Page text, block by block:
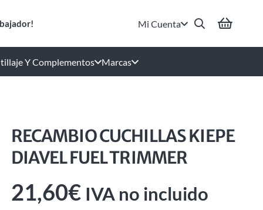
Mi Cuenta
Y Complementos Marcas
RECAMBIO CUCHILLAS KIEPE
DIAVEL FUEL TRIMMER
21,60€ IVA no incluido